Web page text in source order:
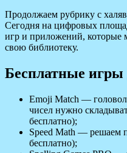
Продолжаем рубрику с
Сегодня на цифровых
игр и приложений, которые
свою библиотеку.
Бесплатные
Emoji Match —
чисел нужно
бесплатно);
Speed Math — решаем
бесплатно);